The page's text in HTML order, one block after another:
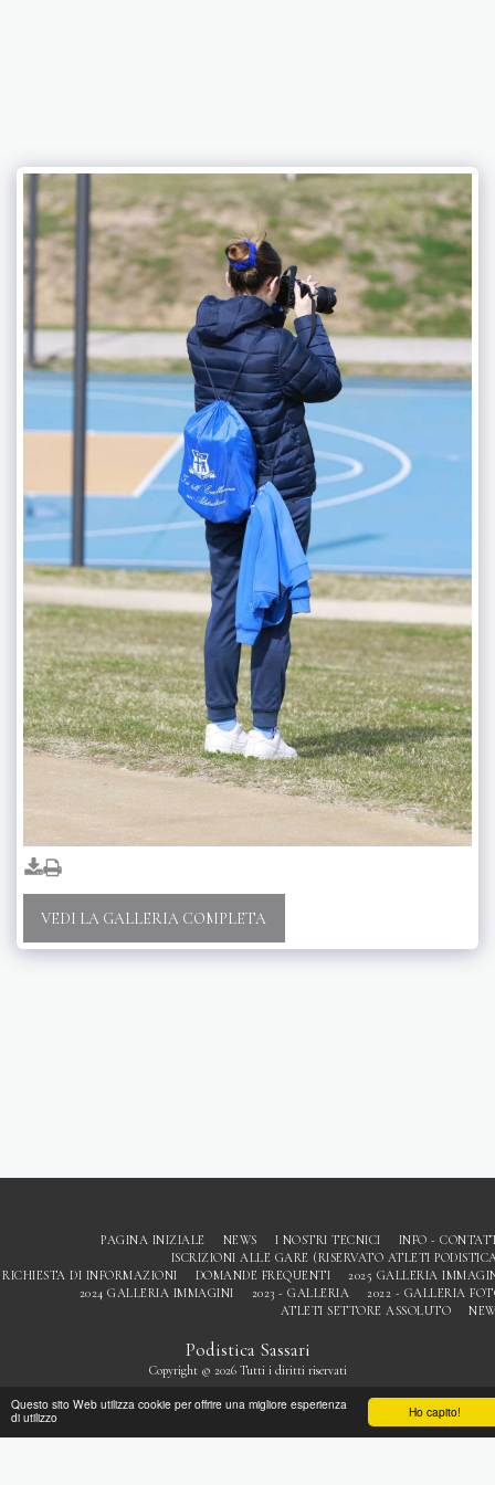
Ho capito!
Questo sito Web utilizza cookie per offrire una migliore esperienza
di utilizzo
VEDI LA GALLERIA COMPLETA
Podistica Sassari
Copyright © 2026 Tutti i diritti riservati
PAGINA INIZIALE NEWS I NOSTRI TECNICI
INFO -
ISCRIZIONI ALLE GARE (RISERVATO ATLETI
RICHIESTA DI INFORMAZIONI
DOMANDE FREQUENTI
2025 GALLERIA
2024 GALLERIA IMMAGINI
2023 - GALLERIA
2022 - GALLERIA
ATLETI SETTORE ASSOLUTO